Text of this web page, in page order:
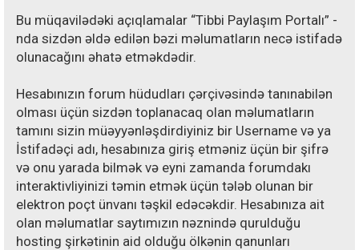
Bu müqavilədəki açıqlamalar “Tibbi Paylaşım Portalı” -
nda sizdən əldə edilən bəzi məlumatların necə istifadə
olunacağını əhatə etməkdədir.
Hesabınızın forum hüdudları çərçivəsində tanınabilən
olması üçün sizdən toplanacaq olan məlumatların
tamını sizin müəyyənləşdirdiyiniz bir Username və ya
İstifadəçi adı, hesabınıza giriş etməniz üçün bir şifrə
və onu yarada bilmək və eyni zamanda forumdakı
interaktivliyinizi təmin etmək üçün tələb olunan bir
elektron poçt ünvanı təşkil edəcəkdir. Hesabınıza ait
olan məlumatlar saytımızın nəznində qurulduğu
hosting şirkətinin aid olduğu ölkənin qanunları